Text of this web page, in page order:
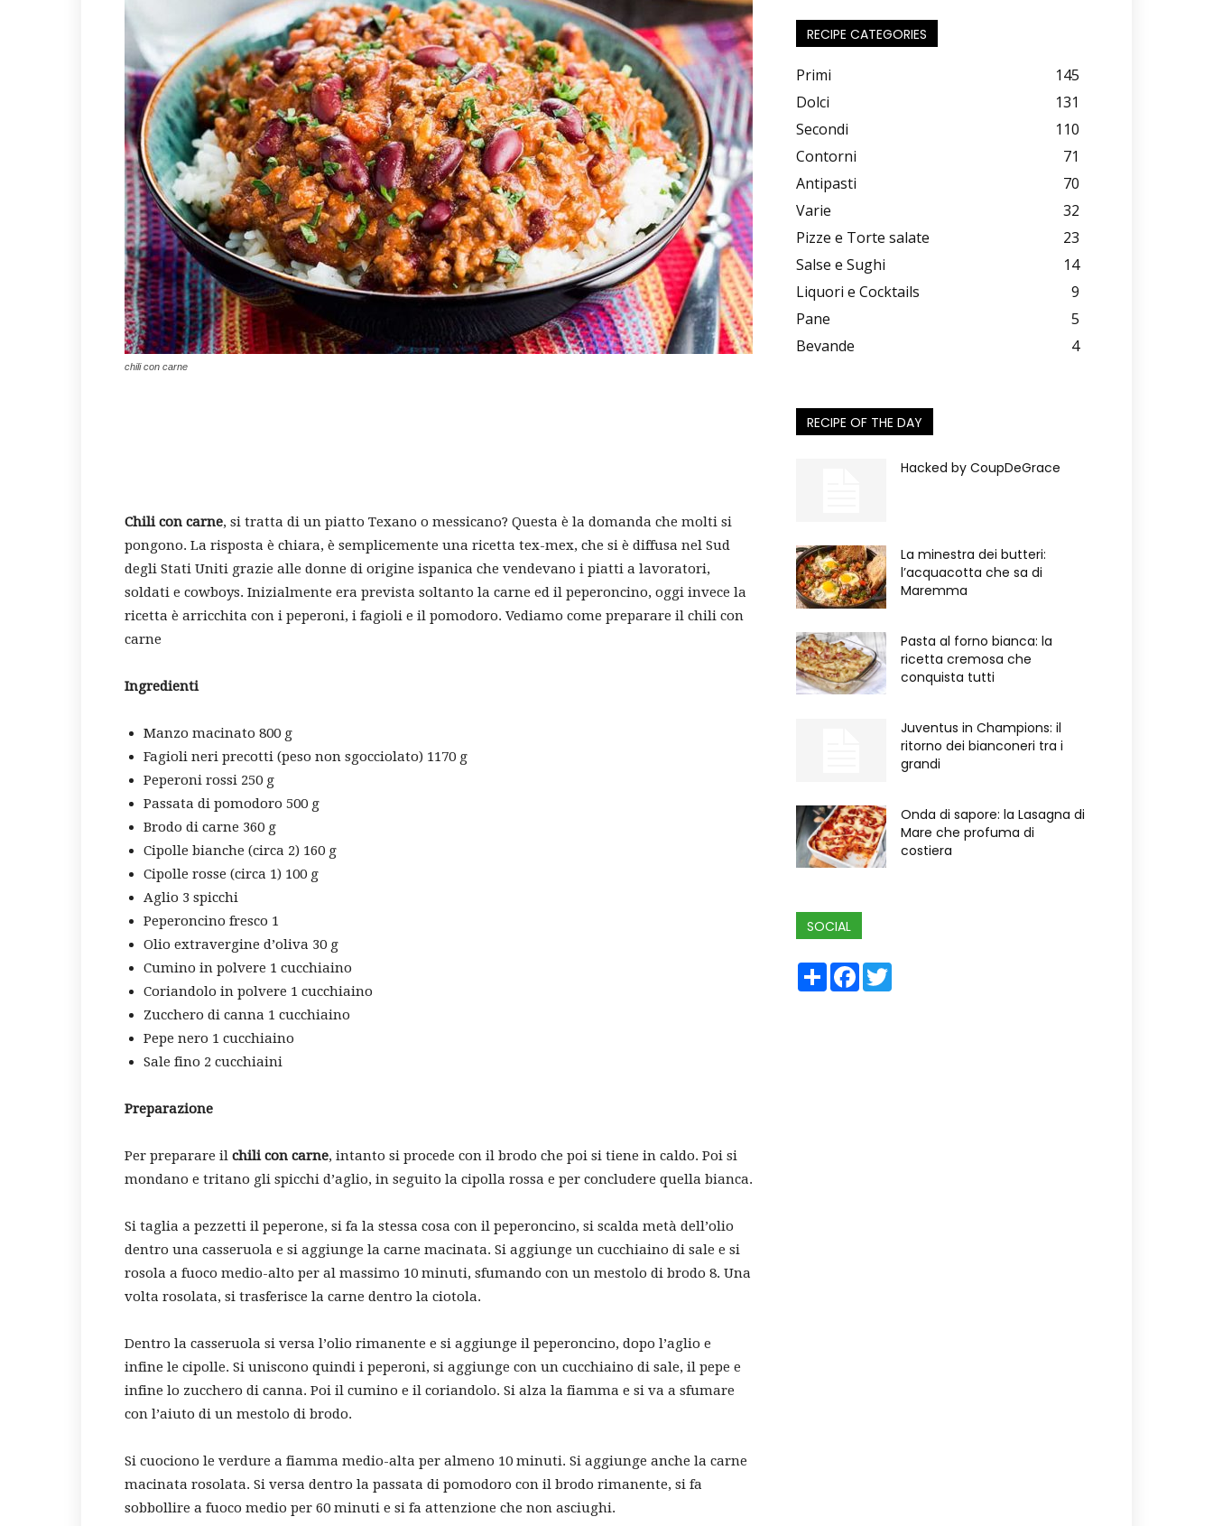
Sapori
chili con carne
Chili con carne, si tratta di un piatto Texano o messicano? Questa è la domanda che molti si
pongono. La risposta è chiara, è semplicemente una ricetta tex-mex, che si è diffusa nel Sud
degli Stati Uniti grazie alle donne di origine ispanica che vendevano i piatti a lavoratori,
soldati e cowboys. Inizialmente era prevista soltanto la carne ed il peperoncino, oggi invece la
ricetta è arricchita con i peperoni, i fagioli e il pomodoro. Vediamo come preparare il chili con
carne
Ingredienti
Manzo macinato 800 g
Fagioli neri precotti (peso non sgocciolato) 1170 g
Peperoni rossi 250 g
Passata di pomodoro 500 g
Brodo di carne 360 g
Cipolle bianche (circa 2) 160 g
Cipolle rosse (circa 1) 100 g
Aglio 3 spicchi
Peperoncino fresco 1
Olio extravergine d’oliva 30 g
Cumino in polvere 1 cucchiaino
Coriandolo in polvere 1 cucchiaino
Zucchero di canna 1 cucchiaino
Pepe nero 1 cucchiaino
Sale fino 2 cucchiaini
Preparazione
Per preparare il chili con carne, intanto si procede con il brodo che poi si tiene in caldo. Poi si
mondano e tritano gli spicchi d’aglio, in seguito la cipolla rossa e per concludere quella bianca.
Si taglia a pezzetti il peperone, si fa la stessa cosa con il peperoncino, si scalda metà dell’olio
dentro una casseruola e si aggiunge la carne macinata. Si aggiunge un cucchiaino di sale e si
rosola a fuoco medio-alto per al massimo 10 minuti, sfumando con un mestolo di brodo 8. Una
volta rosolata, si trasferisce la carne dentro la ciotola.
Dentro la casseruola si versa l’olio rimanente e si aggiunge il peperoncino, dopo l’aglio e
infine le cipolle. Si uniscono quindi i peperoni, si aggiunge con un cucchiaino di sale, il pepe e
infine lo zucchero di canna. Poi il cumino e il coriandolo. Si alza la fiamma e si va a sfumare
con l’aiuto di un mestolo di brodo.
Si cuociono le verdure a fiamma medio-alta per almeno 10 minuti. Si aggiunge anche la carne
macinata rosolata. Si versa dentro la passata di pomodoro con il brodo rimanente, si fa
sobbollire a fuoco medio per 60 minuti e si fa attenzione che non asciughi.
RECIPE CATEGORIES
Primi
145
Dolci
131
Secondi
110
Contorni
71
Antipasti
70
Varie
32
Pizze e Torte salate
23
Salse e Sughi
14
Liquori e Cocktails
9
Pane
5
Bevande
4
RECIPE OF THE DAY
Hacked by CoupDeGrace
La minestra dei butteri:
l’acquacotta che sa di
Maremma
Pasta al forno bianca: la
ricetta cremosa che
conquista tutti
Juventus in Champions: il
ritorno dei bianconeri tra i
grandi
Onda di sapore: la Lasagna di
Mare che profuma di
costiera
SOCIAL
ShareFacebook